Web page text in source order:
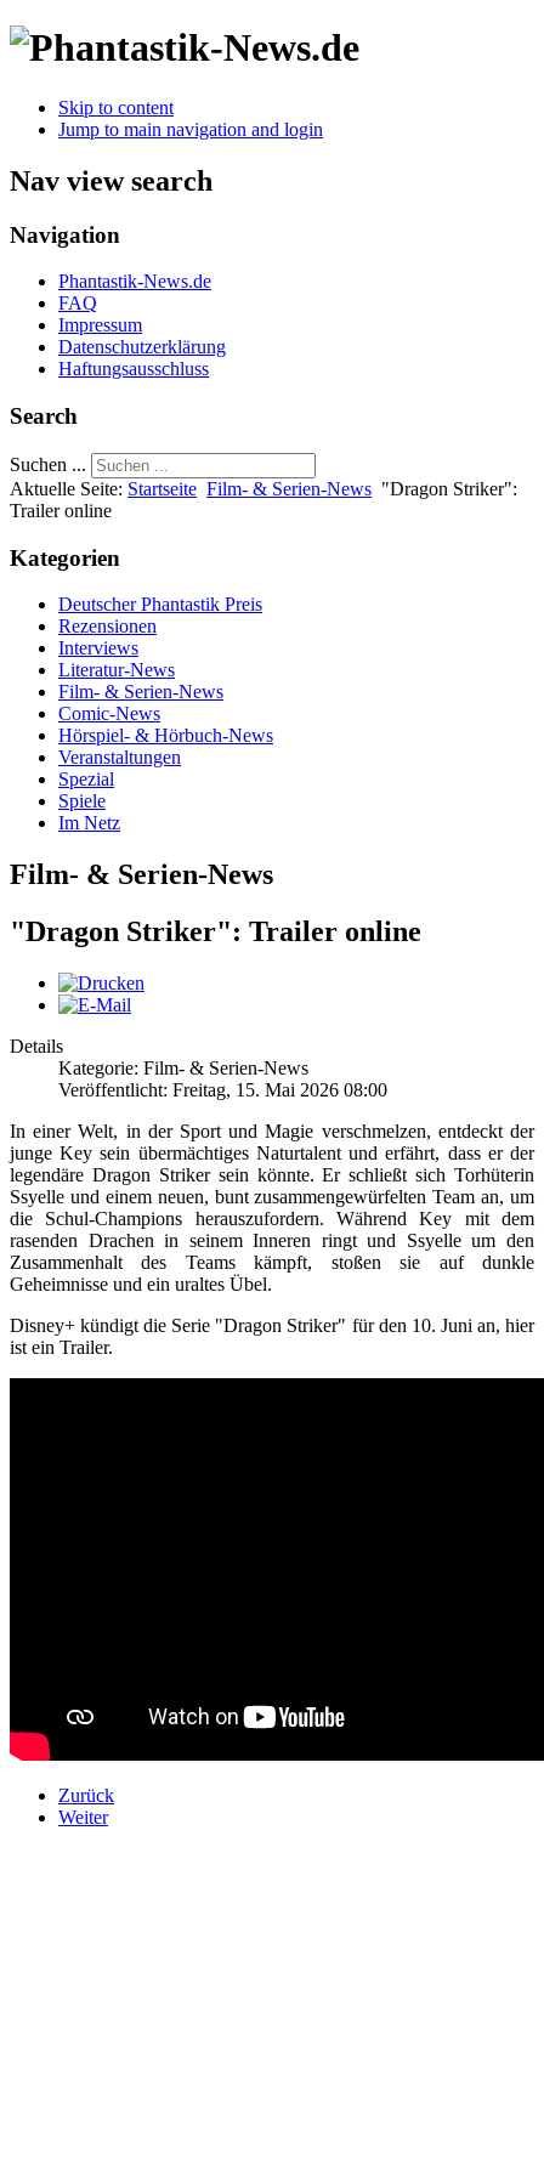
Skip to content
Jump to main navigation and login
Nav view search
Navigation
Phantastik-News.de
FAQ
Impressum
Datenschutzerklärung
Haftungsausschluss
Search
Suchen ...
Aktuelle Seite: Startseite Film- & Serien-News "Dragon Striker":
Trailer online
Kategorien
Deutscher Phantastik Preis
Rezensionen
Interviews
Literatur-News
Film- & Serien-News
Comic-News
Hörspiel- & Hörbuch-News
Veranstaltungen
Spezial
Spiele
Im Netz
Film- & Serien-News
"Dragon Striker": Trailer online
Details
Kategorie: Film- & Serien-News
Veröffentlicht: Freitag, 15. Mai 2026 08:00
In einer Welt, in der Sport und Magie verschmelzen, entdeckt der
junge Key sein übermächtiges Naturtalent und erfährt, dass er der
legendäre Dragon Striker sein könnte. Er schließt sich Torhüterin
Ssyelle und einem neuen, bunt zusammengewürfelten Team an, um
die Schul-Champions herauszufordern. Während Key mit dem
rasenden Drachen in seinem Inneren ringt und Ssyelle um den
Zusammenhalt des Teams kämpft, stoßen sie auf dunkle
Geheimnisse und ein uraltes Übel.
Disney+ kündigt die Serie "Dragon Striker" für den 10. Juni an, hier
ist ein Trailer.
Zurück
Weiter